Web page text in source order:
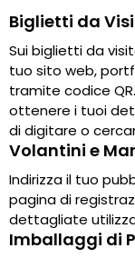
Biglietti da
Sui biglietti da
tuo sito web,
tramite codice
ottenere i tuoi
di digitare o
Volantini e
Indirizza il tuo
pagina di
dettagliate
Imballaggi di